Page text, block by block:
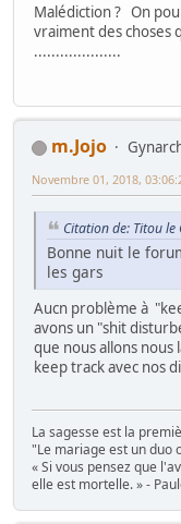
Malédiction ? On
vraiment des choses
....................
m.Jojo
Novembre 01, 2018,
Citation de: Titou
Bonne nuit le
les gars
Aucn problème à
avons un "shit
que nous allons
keep track avec nos
La sagesse est la
"Le mariage est un duo
« Si vous pensez que
elle est mortelle. » -